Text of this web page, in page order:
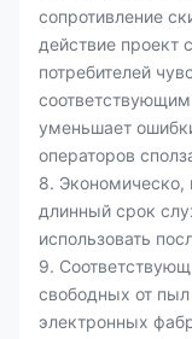
сопротивление
действие проект
потребителей
уменьшает
операторов
8. Экономическо,
длинный срок
использовать
9.
свободных от
электронных